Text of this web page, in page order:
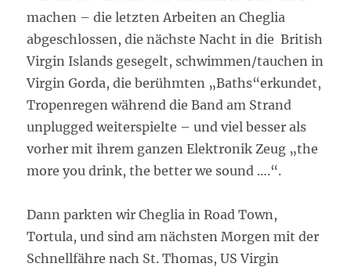
machen – die letzten Arbeiten an Cheglia
abgeschlossen, die nächste Nacht in die British
Virgin Islands gesegelt, schwimmen/tauchen in
Virgin Gorda, die berühmten „Baths“erkundet,
Tropenregen während die Band am Strand
unplugged weiterspielte – und viel besser als
vorher mit ihrem ganzen Elektronik Zeug „the
more you drink, the better we sound ….“.
Dann parkten wir Cheglia in Road Town,
Tortula, und sind am nächsten Morgen mit der
Schnellfähre nach St. Thomas, US Virgin